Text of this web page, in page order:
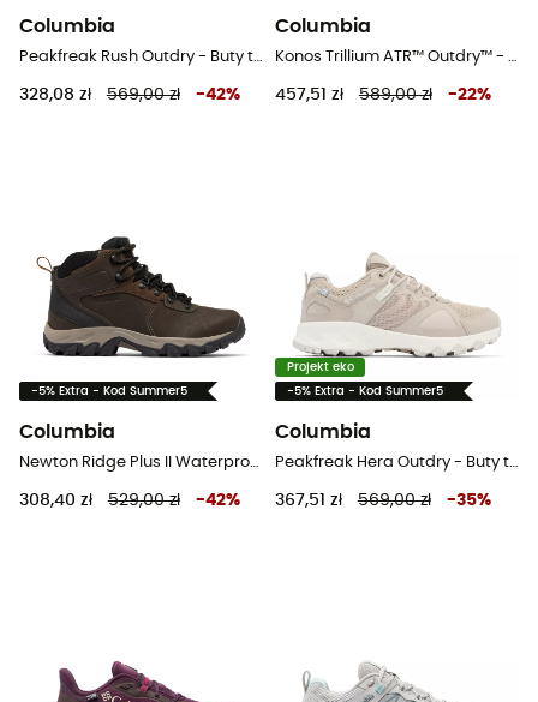
Columbia
328,08 zł 569,00 zł -42%
Columbia
457,51 zł 589,00 zł -22%
-5% Extra - Kod Summer5
Columbia
308,40 zł 529,00 zł -42%
Projekt eko
-5% Extra - Kod Summer5
Columbia
367,51 zł 569,00 zł -35%